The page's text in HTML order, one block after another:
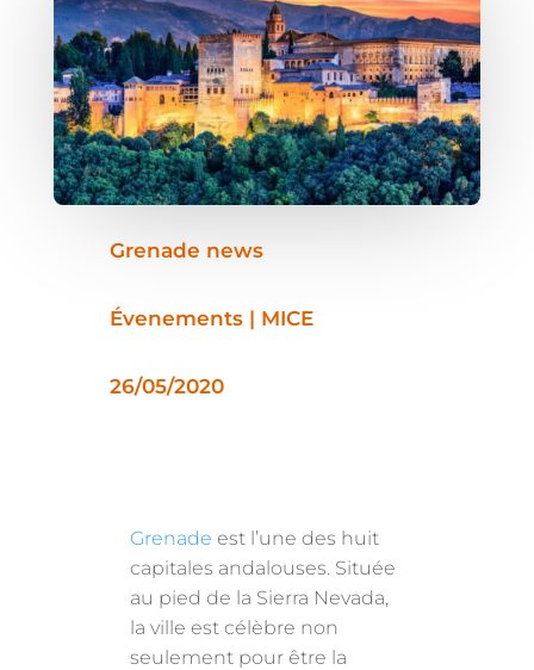
Grenade news
Évenements | MICE
26/05/2020
Grenade est l’une des huit
capitales andalouses. Située
au pied de la Sierra Nevada,
la ville est célèbre non
seulement pour être la